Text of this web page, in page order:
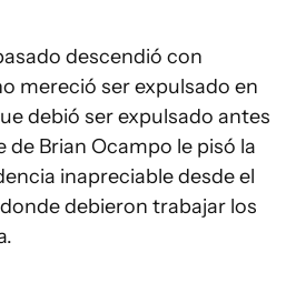
descendió con
mereció ser expulsado en
debió ser expulsado antes
Brian Ocampo le pisó la
inapreciable desde el
debieron trabajar los